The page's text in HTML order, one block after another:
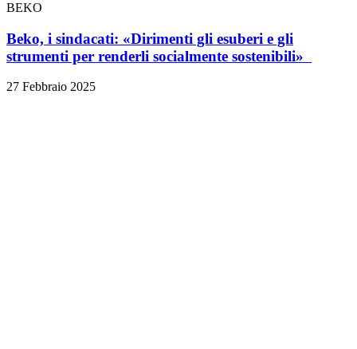
BEKO
Beko, i sindacati: «Dirimenti gli esuberi e gli
strumenti per renderli socialmente sostenibili»
27 Febbraio 2025